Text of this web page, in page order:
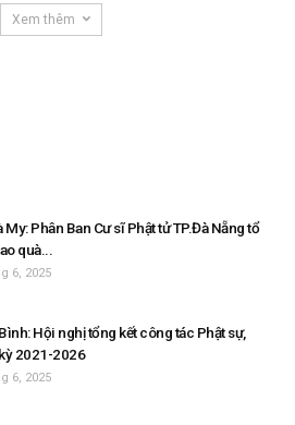
Xem thêm
My: Phân Ban Cư sĩ Phật tử TP.Đà Nẵng tổ
quà...
6, 2025
Hội nghị tổng kết công tác Phật sự,
2021-2026
6, 2025